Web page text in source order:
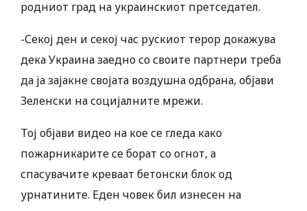
родниот град на украинскиот претседател.
-Секој ден и секој час рускиот терор докажува
дека Украина заедно со своите партнери треба
да ја зајакне својата воздушна одбрана, објави
Зеленски на социјалните мрежи.
Тој објави видео на кое се гледа како
пожарникарите се борат со огнот, а
спасувачите креваат бетонски блок од
урнатините. Еден човек бил изнесен на